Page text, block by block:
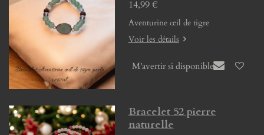
14,99 €
Aventurine œil de tigre
Voir les détails
M'avertir si disponible
Bracelet 52 pierre
naturelle